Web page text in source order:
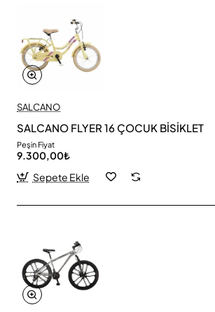
SALCANO
SALCANO FLYER 16 ÇOCUK BİSİKLET
Peşin Fiyat
9.300,00₺
Sepete Ekle